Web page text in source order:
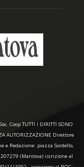
Coop TUTTI I DIRITTI SONO
AUTORIZZAZIONE Direttore
e Redazione: piazza Sordello,
(Mantova) iscrizione al